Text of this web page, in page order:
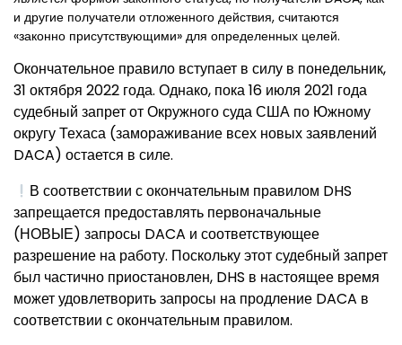
и другие получатели отложенного действия, считаются
«законно присутствующими» для определенных целей.
Окончательное правило вступает в силу в понедельник,
31 октября 2022 года. Однако, пока 16 июля 2021 года
судебный запрет от Окружного суда США по Южному
округу Техаса (замораживание всех новых заявлений
DACA) остается в силе.
В соответствии с окончательным правилом DHS
запрещается предоставлять первоначальные
(НОВЫЕ) запросы DACA и соответствующее
разрешение на работу. Поскольку этот судебный запрет
был частично приостановлен, DHS в настоящее время
может удовлетворить запросы на продление DACA в
соответствии с окончательным правилом.